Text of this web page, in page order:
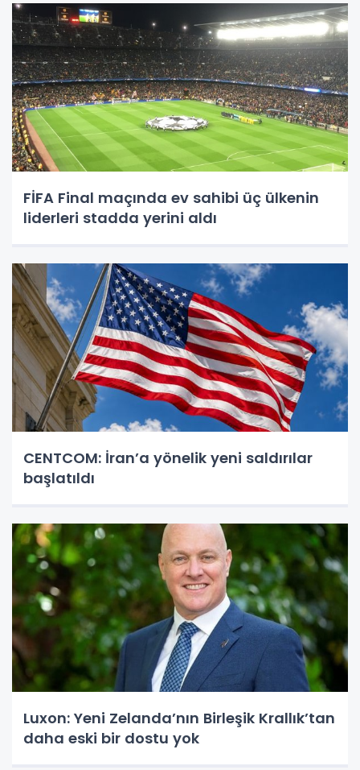
FİFA Final maçında ev sahibi üç ülkenin
liderleri stadda yerini aldı
CENTCOM: İran’a yönelik yeni saldırılar
başlatıldı
Luxon: Yeni Zelanda’nın Birleşik Krallık’tan
daha eski bir dostu yok